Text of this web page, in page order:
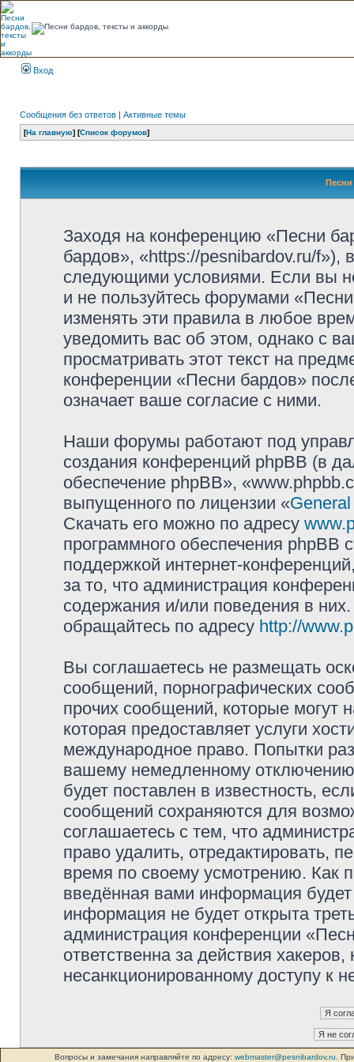
Вход
Сообщения без ответов | Активные темы
[На главную] [Список форумов]
Песни
Заходя на конференцию «Песни
бардов», «https://pesnibardov.ru/f»),
следующими условиями. Если вы
и не пользуйтесь форумами
изменять эти правила в любое
уведомить вас об этом, однако с
просматривать этот текст на
конференции «Песни бардов»
означает ваше согласие с ними.
Наши форумы работают под
создания конференций phpBB (в
обеспечение phpBB»,
выпущенного по лицензии «
Скачать его можно по адресу
программного обеспечения phpBB
поддержкой интернет-
за то, что администрация
содержания и/или поведения в
обращайтесь по адресу http://
Вы соглашаетесь не размещать
сообщений, порнографических
прочих сообщений, которые могут
которая предоставляет услуги
международное право. Попытки
вашему немедленному
будет поставлен в известность,
сообщений сохраняются для
соглашаетесь с тем, что
право удалить, отредактировать,
время по своему усмотрению. Как
введённая вами информация
информация не будет открыта
администрация конференции
ответственна за действия
несанкционированному доступу к
Вопросы и замечания направляйте по адресу: webmaster@pesnibardov.ru .